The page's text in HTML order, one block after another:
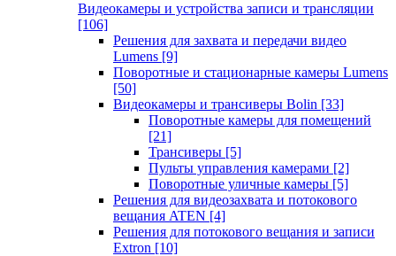
Видеокамеры и устройства записи и трансляции
[106]
Решения для захвата и передачи видео
Lumens [9]
Поворотные и стационарные камеры Lumens
[50]
Видеокамеры и трансиверы Bolin [33]
Поворотные камеры для помещений
[21]
Трансиверы [5]
Пульты управления камерами [2]
Поворотные уличные камеры [5]
Решения для видеозахвата и потокового
вещания ATEN [4]
Решения для потокового вещания и записи
Extron [10]